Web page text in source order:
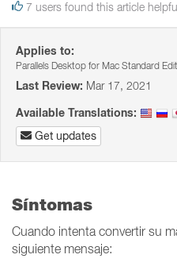
7 users found this article helpful
Applies to:
Parallels Desktop for Mac Standard
Last Review: Mar 17, 2021
Available Translations:
Get updates
Síntomas
Cuando intenta convertir su
siguiente mensaje: